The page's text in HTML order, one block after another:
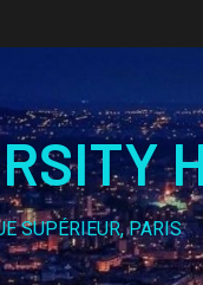
SUPÉRIEUR, PARIS